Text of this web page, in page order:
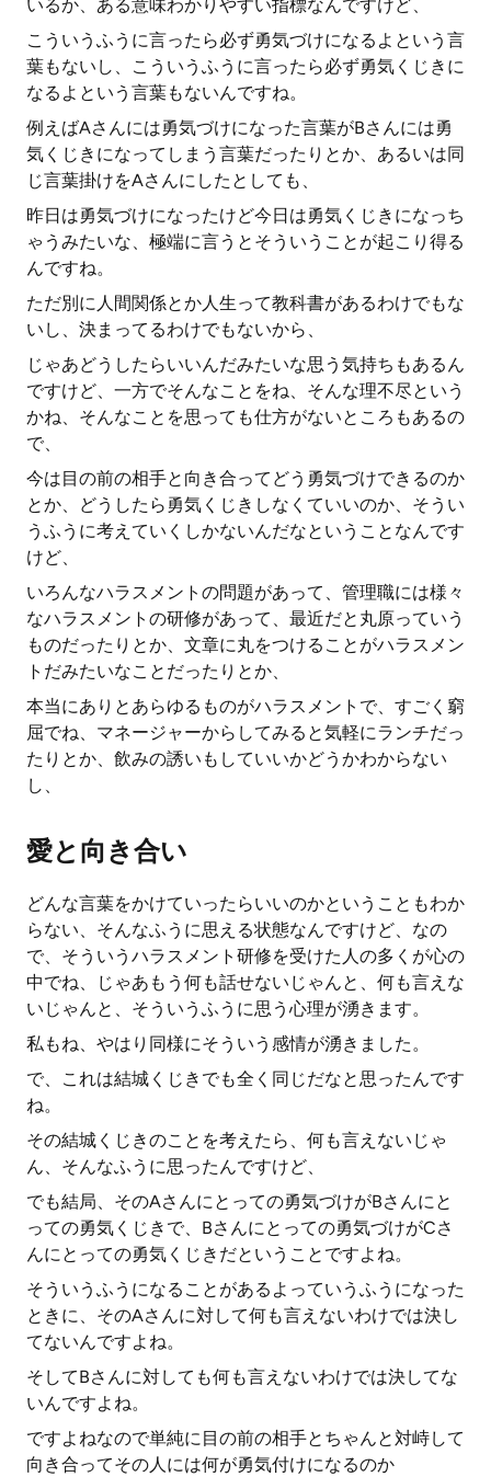
いるか、ある意味わかりやすい指標なんですけど、
こういうふうに言ったら必ず勇気づけになるよという言
葉もないし、こういうふうに言ったら必ず勇気くじきに
なるよという言葉もないんですね。
例えばAさんには勇気づけになった言葉がBさんには勇
気くじきになってしまう言葉だったりとか、あるいは同
じ言葉掛けをAさんにしたとしても、
昨日は勇気づけになったけど今日は勇気くじきになっち
ゃうみたいな、極端に言うとそういうことが起こり得る
んですね。
ただ別に人間関係とか人生って教科書があるわけでもな
いし、決まってるわけでもないから、
じゃあどうしたらいいんだみたいな思う気持ちもあるん
ですけど、一方でそんなことをね、そんな理不尽という
かね、そんなことを思っても仕方がないところもあるの
で、
今は目の前の相手と向き合ってどう勇気づけできるのか
とか、どうしたら勇気くじきしなくていいのか、そうい
うふうに考えていくしかないんだなということなんです
けど、
いろんなハラスメントの問題があって、管理職には様々
なハラスメントの研修があって、最近だと丸原っていう
ものだったりとか、文章に丸をつけることがハラスメン
トだみたいなことだったりとか、
本当にありとあらゆるものがハラスメントで、すごく窮
屈でね、マネージャーからしてみると気軽にランチだっ
たりとか、飲みの誘いもしていいかどうかわからない
し、
愛と向き合い
どんな言葉をかけていったらいいのかということもわか
らない、そんなふうに思える状態なんですけど、なの
で、そういうハラスメント研修を受けた人の多くが心の
中でね、じゃあもう何も話せないじゃんと、何も言えな
いじゃんと、そういうふうに思う心理が湧きます。
私もね、やはり同様にそういう感情が湧きました。
で、これは結城くじきでも全く同じだなと思ったんです
ね。
その結城くじきのことを考えたら、何も言えないじゃ
ん、そんなふうに思ったんですけど、
でも結局、そのAさんにとっての勇気づけがBさんにと
っての勇気くじきで、Bさんにとっての勇気づけがCさ
んにとっての勇気くじきだということですよね。
そういうふうになることがあるよっていうふうになった
ときに、そのAさんに対して何も言えないわけでは決し
てないんですよね。
そしてBさんに対しても何も言えないわけでは決してな
いんですよね。
ですよねなので単純に目の前の相手とちゃんと対峙して
向き合ってその人には何が勇気付けになるのか